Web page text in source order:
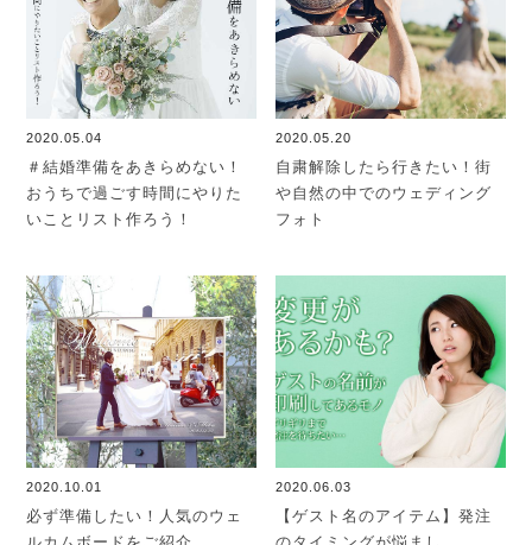
2020.05.04
＃結婚準備をあきらめない！
おうちで過ごす時間にやりた
いことリスト作ろう！
2020.05.20
自粛解除したら行きたい！街
や自然の中でのウェディング
フォト
2020.10.01
必ず準備したい！人気のウェ
2020.06.03
【ゲスト名のアイテム】発注